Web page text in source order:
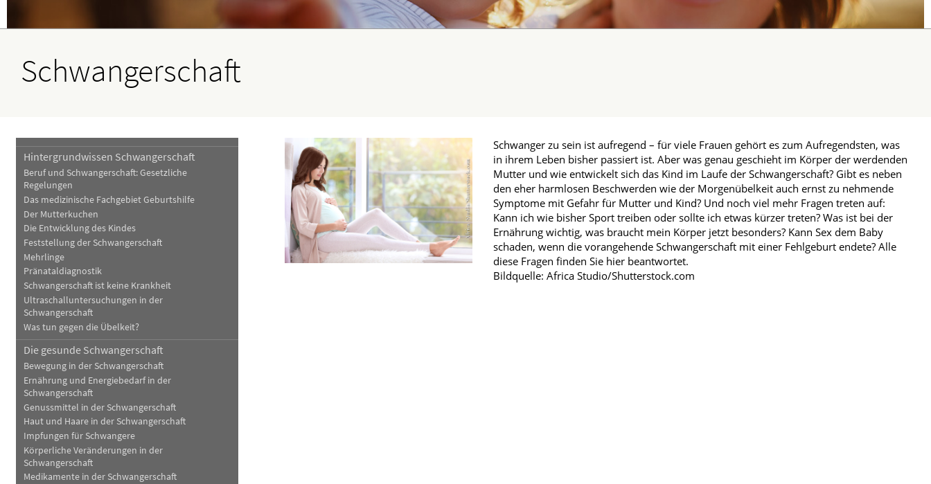
Schmerz- und Schlafmedizin
Schwangerschaft
Hintergrundwissen Schwangerschaft
Beruf und Schwangerschaft: Gesetzliche
Regelungen
Das medizinische Fachgebiet Geburtshilfe
Der Mutterkuchen
Die Entwicklung des Kindes
Feststellung der Schwangerschaft
Mehrlinge
Pränataldiagnostik
Schwangerschaft ist keine Krankheit
Ultraschalluntersuchungen in der
Schwangerschaft
Was tun gegen die Übelkeit?
Die gesunde Schwangerschaft
Bewegung in der Schwangerschaft
Ernährung und Energiebedarf in der
Schwangerschaft
Genussmittel in der Schwangerschaft
Haut und Haare in der Schwangerschaft
Impfungen für Schwangere
Körperliche Veränderungen in der
Schwangerschaft
Medikamente in der Schwangerschaft
Schwanger zu sein ist aufregend – für viele Frauen gehört es zum Aufregendsten, was
in ihrem Leben bisher passiert ist. Aber was genau geschieht im Körper der werdenden
Mutter und wie entwickelt sich das Kind im Laufe der Schwangerschaft? Gibt es neben
den eher harmlosen Beschwerden wie der Morgenübelkeit auch ernst zu nehmende
Symptome mit Gefahr für Mutter und Kind? Und noch viel mehr Fragen treten auf:
Kann ich wie bisher Sport treiben oder sollte ich etwas kürzer treten? Was ist bei der
Ernährung wichtig, was braucht mein Körper jetzt besonders? Kann Sex dem Baby
schaden, wenn die vorangehende Schwangerschaft mit einer Fehlgeburt endete? Alle
diese Fragen finden Sie hier beantwortet.
Bildquelle: Africa Studio/Shutterstock.com